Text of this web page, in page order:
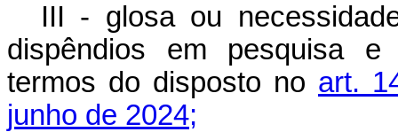
III - glosa ou
dispêndios em pesquisa e
termos do disposto no art.
junho de 2024;